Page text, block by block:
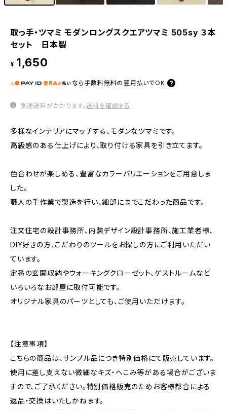
取っ手・ツマミ モダンロングスクエアツマミ 505sy ３本
セット 日本製
¥ 1,650
なら 手数料無料の 翌月払いでOK
別途送料がかかります。送料を確認する
多様なインテリアにマッチする、モダンなツマミです。
高級感のある仕上げにより、取り付ける家具を引き立てます。
色合わせが楽しめる、豊富なカラーバリエーションをご用意しま
した。
職人の手作業で製造を行い、細部にまでこだわった商品です。
注文住宅の設計事務所、内装デザイン設計事務所、施工業者様、
DIY好きの方、こだわりのツールをお探しの方にご利用いただい
ています。
定番の玄関収納やウォーキングクローゼット、ゲストルームなど
いろいろなお部屋に取付可能です。
オリジナル家具のパーツとしても、ご使用いただけます。
【注意事項】
こちらの商品は、サンプル品につき特別価格にて販売しています。
使用に差し支えない微細なキズ・へこみ等がある場合がございま
すので、ご了承ください。特別価格販売のためお客様都合による
返品・交換はいたしかねます。